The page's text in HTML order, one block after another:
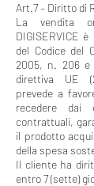
Art.7 – Diritto di
La vendita
DIGISERVICE
del Codice del
2005, n. 206 e
direttiva UE
prevede a
recedere dai
contrattuali,
il prodotto
della spesa
Il cliente ha
entro 7 (sette)